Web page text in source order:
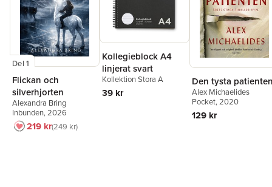
Del 1
Flickan och
silverhjorten
Alexandra Bring
Inbunden, 2026
219 kr249 kr
Kollegieblock A4
linjerat svart
Kollektion Stora A
39 kr
Den tysta
Alex Michaelides
Pocket, 2020
129 kr